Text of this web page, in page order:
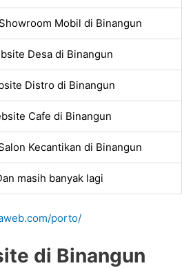
Mobil di Binangun
Desa di Binangun
Distro di Binangun
Cafe di Binangun
Kecantikan di Binangun
masih banyak lagi
porto/
di Binangun